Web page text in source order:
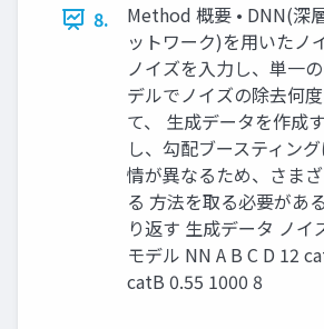
8.
Method 概要 • DNN(深
ットワーク)を⽤いたノ
ノイズを⼊⼒し、単⼀
デルでノイズの除去何
て、 ⽣成データを作成
し、勾配ブースティン
情が異なるため、さま
る ⽅法を取る必要があ
り返す 生成データ ノイ
モデル NN A B C D 12
catB 0.55 1000 8